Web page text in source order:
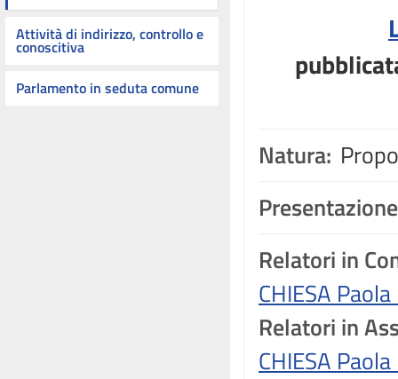
Attività di indirizzo, controllo e
conoscitiva
Parlamento in seduta comune
Natura:
Relatori in
CHIESA
Relatori in
CHIESA